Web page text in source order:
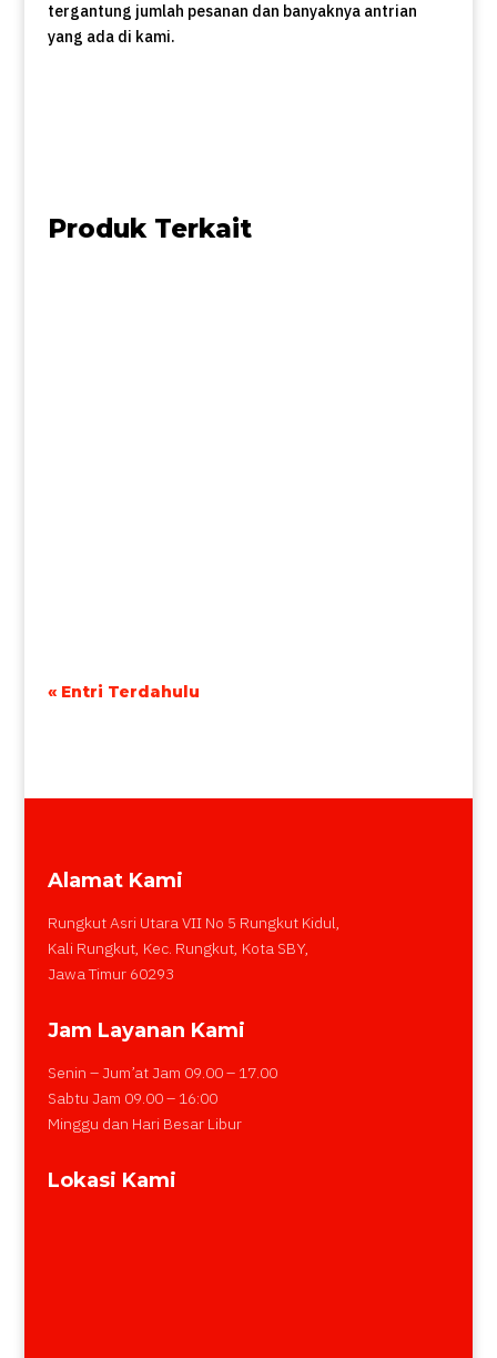
tergantung jumlah pesanan dan banyaknya antrian
yang ada di kami.
Produk Terkait
« Entri Terdahulu
Alamat Kami
Rungkut Asri Utara VII No 5 Rungkut Kidul,
Kali Rungkut, Kec. Rungkut, Kota SBY,
Jawa Timur 60293
Jam Layanan Kami
Senin – Jum’at Jam 09.00 – 17.00
Sabtu Jam 09.00 – 16:00
Minggu dan Hari Besar Libur
Lokasi Kami